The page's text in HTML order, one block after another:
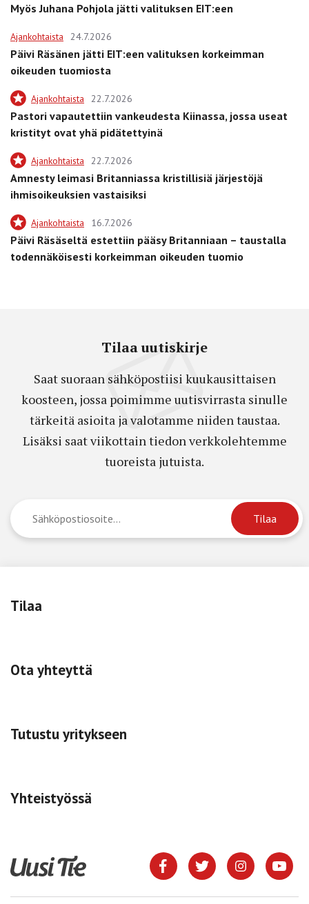
Myös Juhana Pohjola jätti valituksen EIT:een
Ajankohtaista 24.7.2026
Päivi Räsänen jätti EIT:een valituksen korkeimman
oikeuden tuomiosta
Ajankohtaista 22.7.2026
Pastori vapautettiin vankeudesta Kiinassa, jossa useat
kristityt ovat yhä pidätettyinä
Ajankohtaista 22.7.2026
Amnesty leimasi Britanniassa kristillisiä järjestöjä
ihmisoikeuksien vastaisiksi
Ajankohtaista 16.7.2026
Päivi Räsäseltä estettiin pääsy Britanniaan – taustalla
todennäköisesti korkeimman oikeuden tuomio
Tilaa uutiskirje
Saat suoraan sähköpostiisi kuukausittaisen
koosteen, jossa poimimme uutisvirrasta sinulle
tärkeitä asioita ja valotamme niiden taustaa.
Lisäksi saat viikottain tiedon verkkolehtemme
tuoreista jutuista.
Tilaa
Ota yhteyttä
Tutustu yritykseen
Yhteistyössä